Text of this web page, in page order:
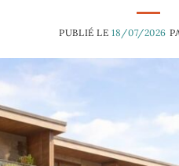
PUBLIÉ LE18/07/2026